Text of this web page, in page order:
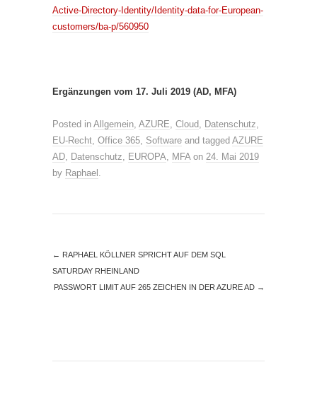
Active-Directory-Identity/Identity-data-for-European-
customers/ba-p/560950
Ergänzungen vom 17. Juli 2019 (AD, MFA)
Posted in Allgemein, AZURE, Cloud, Datenschutz,
EU-Recht, Office 365, Software and tagged AZURE
AD, Datenschutz, EUROPA, MFAon 24. Mai 2019
by Raphael .
← RAPHAEL KÖLLNER SPRICHT AUF DEM SQL
SATURDAY RHEINLAND
PASSWORT LIMIT AUF 265 ZEICHEN IN DER AZURE AD →